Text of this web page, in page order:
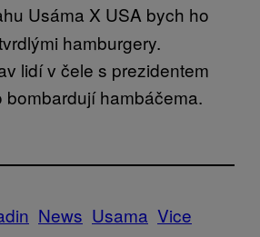
Usáma X USA bych ho
hamburgery.
lidí v čele s prezidentem
bombardují hambáčema.
News Usama Vice